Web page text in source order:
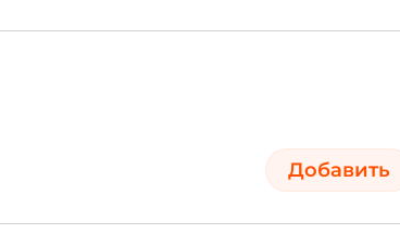
Добавить